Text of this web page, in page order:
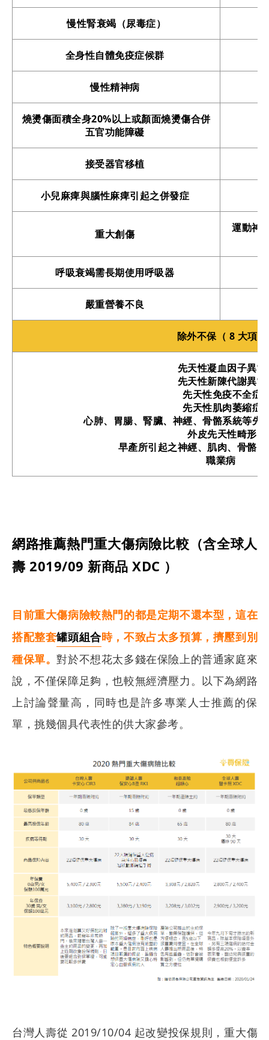
慢性腎衰竭（尿毒症）
全身性自體免疫症候群
慢性精神病
燒燙傷面積全身20%以上或顏面燒燙傷合併
五官功能障礙
接受器官移植
小兒麻痺與腦性麻痺引起之併發症
重大創傷 運動神
呼吸衰竭需長期使用呼吸器
嚴重營養不良
除外不保（ 8 大項）
先天性凝血因子異常
先天性新陳代謝異常
先天性免疫不全症
先天性肌肉萎縮症
心肺、胃腸、腎臟、神經、骨骼系統等先
外皮先天性畸形
早產所引起之神經、肌肉、骨骼
職業病
網路推薦熱門重大傷病險比較（含全球人
壽 2019/09 新商品 XDC ）
目前重大傷病險較熱門的都是定期不還本型，這在
搭配整套罐頭組合時，不致占太多預算，擠壓到別
種保單。對於不想花太多錢在保險上的普通家庭來
說，不僅保障足夠，也較無經濟壓力。以下為網路
上討論聲量高，同時也是許多專業人士推薦的保
單，挑幾個具代表性的供大家參考。
台灣人壽從 2019/10/04 起改變投保規則，重大傷